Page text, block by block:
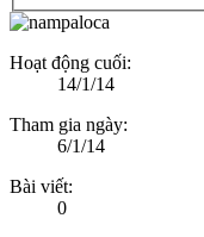
Hoạt động cuối:
14/1/14
Tham gia ngày:
6/1/14
Bài viết:
0